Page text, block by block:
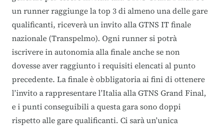
un runner raggiunge la top 3 di almeno una delle gare
qualificanti, riceverà un invito alla GTNS IT finale
nazionale (Transpelmo). Ogni runner si potrà
iscrivere in autonomia alla finale anche se non
dovesse aver raggiunto i requisiti elencati al punto
precedente. La finale è obbligatoria ai fini di ottenere
l’invito a rappresentare l’Italia alla GTNS Grand Final,
e i punti conseguibili a questa gara sono doppi
rispetto alle gare qualificanti. Ci sarà un’unica